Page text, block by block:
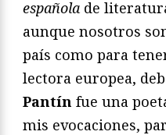
española de
aunque nosotros
país como para
lectora europea,
Pantín fue una
mis evocaciones,